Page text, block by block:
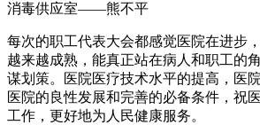
消毒供应室——熊不平
每次的职工代表大会都感觉医院在进步
越来越成熟，能真正站在病人和职工的
谋划策。医院医疗技术水平的提高，医
医院的良性发展和完善的必备条件，祝
工作，更好地为人民健康服务。